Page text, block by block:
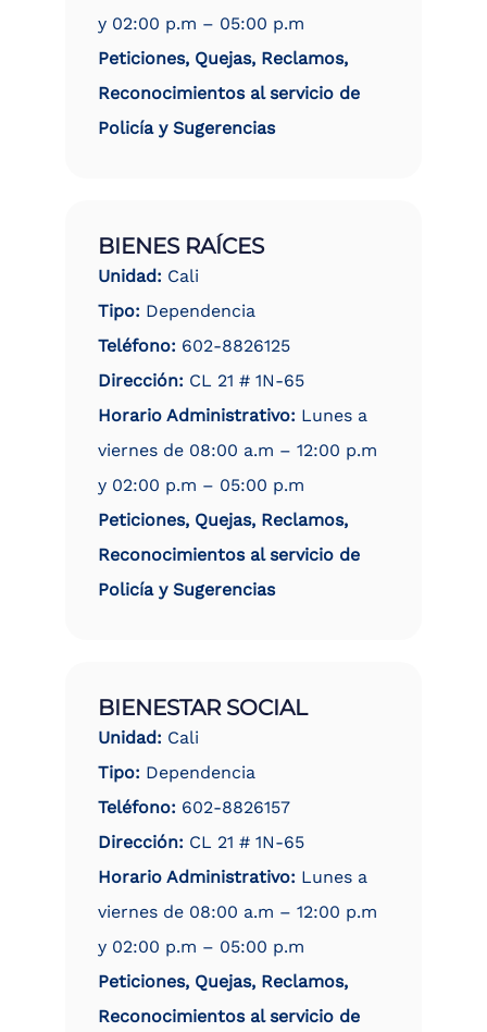
y 02:00 p.m – 05:00 p.m
Peticiones, Quejas, Reclamos,
Reconocimientos al servicio de
Policía y Sugerencias
BIENES RAÍCES
Unidad: Cali
Tipo: Dependencia
Teléfono: 602-8826125
Dirección: CL 21 # 1N-65
Horario Administrativo: Lunes a
viernes de 08:00 a.m – 12:00 p.m
y 02:00 p.m – 05:00 p.m
Peticiones, Quejas, Reclamos,
Reconocimientos al servicio de
Policía y Sugerencias
BIENESTAR SOCIAL
Unidad: Cali
Tipo: Dependencia
Teléfono: 602-8826157
Dirección: CL 21 # 1N-65
Horario Administrativo: Lunes a
viernes de 08:00 a.m – 12:00 p.m
y 02:00 p.m – 05:00 p.m
Peticiones, Quejas, Reclamos,
Reconocimientos al servicio de